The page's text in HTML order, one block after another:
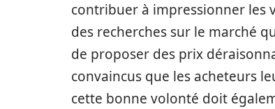
contribuer à impressionner les
des recherches sur le marché
de proposer des prix
convaincus que les acheteurs
cette bonne volonté doit